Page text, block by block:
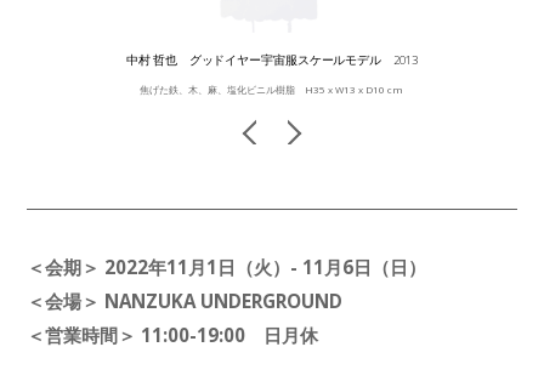
中村 哲也 グッドイヤー宇宙服スケールモデル 2013
焦げた鉄、木、麻、塩化ビニル樹脂 H35 x W13 x D10 cm
＜会期＞ 2022年11月1日（火）- 11月6日（日）
＜会場＞ NANZUKA UNDERGROUND
＜営業時間＞ 11:00-19:00 日月休